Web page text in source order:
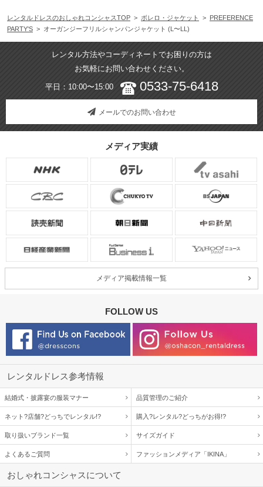
レンタルドレスのおしゃれコンシャスTOP > ボレロ・ジャケット > PREFERENCE
PARTY'S > オーガンジーフリルシャンパンジャケット (L〜LL)
レンタル方法やコーディネートでお困りの方は
お気軽にお問い合わせください。
平日：10:00〜15:00 0533-75-6418
メールでのお問い合わせ
メディア実績
メディア掲載情報一覧
FOLLOW US
レンタルドレス参考情報
結婚式・披露宴の服装マナー 品質管理のご紹介
ネット?店舗?どっちでレンタル!? 購入?レンタル?どっちがお得!?
取り扱いブランド一覧 サイズガイド
よくあるご質問 ファッションメディア「IKINA」
おしゃれコンシャスについて